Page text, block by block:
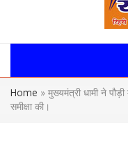
Home » मुख्यमंत्री धामी ने
समीक्षा की।